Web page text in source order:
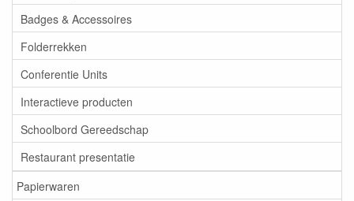
Badges & Accessoires
Folderrekken
Conferentie Units
Interactieve producten
Schoolbord Gereedschap
Restaurant presentatie
Papierwaren